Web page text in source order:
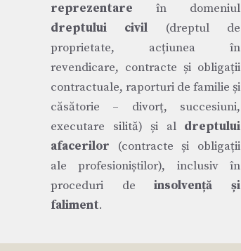
reprezentare în domeniul
dreptului civil (dreptul de
proprietate, acțiunea în
revendicare, contracte și obligații
contractuale, raporturi de familie și
căsătorie – divorț, succesiuni,
executare silită) și al dreptului
afacerilor (contracte și obligații
ale profesioniștilor), inclusiv în
proceduri deinsolvență și
faliment.